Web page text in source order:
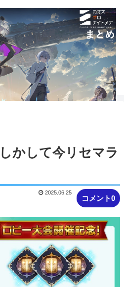
かして今リセマラ
コメント0
2025.06.25